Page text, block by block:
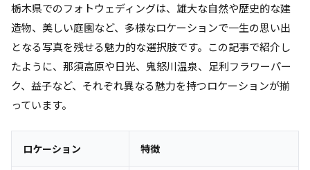
栃木県でのフォトウェディングは、雄大な自然や歴史的な建
造物、美しい庭園など、多様なロケーションで一生の思い出
となる写真を残せる魅力的な選択肢です。この記事で紹介し
たように、那須高原や日光、鬼怒川温泉、足利フラワーパー
ク、益子など、それぞれ異なる魅力を持つロケーションが揃
っています。
ロケーション 特徴